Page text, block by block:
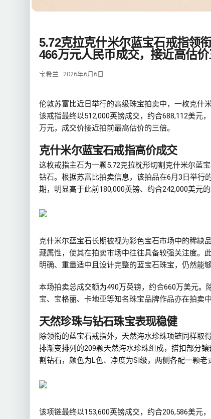
5.72克拉克什米尔蓝宝石戒指领
466万元人民币成交，接近高估
宝希兰 · 2026年6月6日
伦敦苏富比近日举行的高级珠宝拍卖中，一枚克什
该戒指最终以512,000英镑成交，约合688,112美元
万元，成交价接近拍前最高估价的三倍。
克什米尔蓝宝石戒指高价成交
这枚戒指主石为一颗5.72克拉枕形切割克什米尔蓝
钻石。根据苏富比拍卖信息，该拍品在6月3日举行
期，明显高于此前180,000英镑、约合242,000美元的
克什米尔蓝宝石长期被视为彩色宝石市场中的稀缺
藏属性，使其在拍卖市场中往往具备较强关注度。
明确、重量适中且设计完整的蓝宝石珠宝，仍然能
本场拍卖总成交额为490万英镑，约合660万美元。
宝、宝格丽、卡地亚等知名珠宝品牌作品亦在拍卖中
天然珍珠与钻石珠宝表现稳健
除领衔的蓝宝石戒指外，天然海水珍珠项链同样取
排渐变排列的209颗天然海水珍珠组成，搭扣部分
割钻石，颜色为L色、净度为SI级，两侧各配一颗老
该项链最终以153,600英镑成交，约合206,586美元